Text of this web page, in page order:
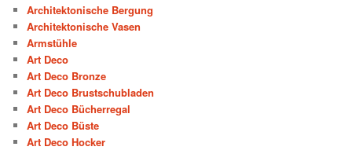
Architektonische Bergung
Architektonische Vasen
Armstühle
Art Deco
Art Deco Bronze
Art Deco Brustschubladen
Art Deco Bücherregal
Art Deco Büste
Art Deco Hocker